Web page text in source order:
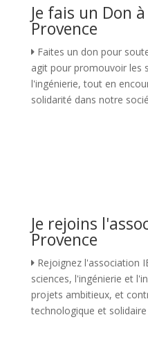
Je fais un Don
Provence
Faites un don pour
agit pour promouvoir les
l'ingénierie, tout en
solidarité dans notre
Je rejoins
Provence
Rejoignez l'association
sciences, l'ingénierie et
projets ambitieux, et
technologique et